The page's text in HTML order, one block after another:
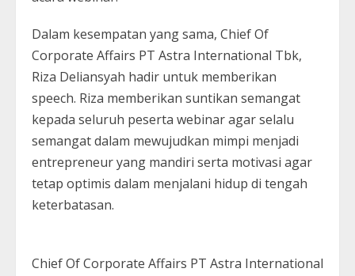
Dalam kesempatan yang sama, Chief Of
Corporate Affairs PT Astra International Tbk,
Riza Deliansyah hadir untuk memberikan
speech. Riza memberikan suntikan semangat
kepada seluruh peserta webinar agar selalu
semangat dalam mewujudkan mimpi menjadi
entrepreneur yang mandiri serta motivasi agar
tetap optimis dalam menjalani hidup di tengah
keterbatasan.
Chief Of Corporate Affairs PT Astra International